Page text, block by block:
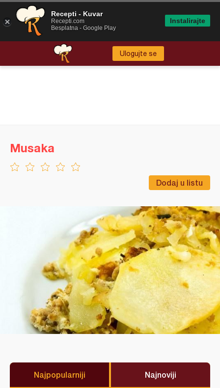
Ulogujte se
Dodaj u listu
Musaka
Najpopularniji Najnoviji
Recepti - Kuvar
Recepti.com
Besplatna - Google Play
Instalirajte